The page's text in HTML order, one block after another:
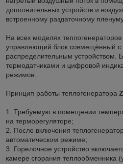
дополнительных устройств и
встроенному раздаточному
На всех моделях теплогенераторов
управляющий блок совмещённый с
распределительным устройством.
термодатчиками и цифровой
режимов.
Принцип работы теплогенератора
1. Требуемую в помещении
на терморегуляторе;
2. После включения
автоматическом режиме;
3. Горелочное устройство
камере сгорания теплообменника